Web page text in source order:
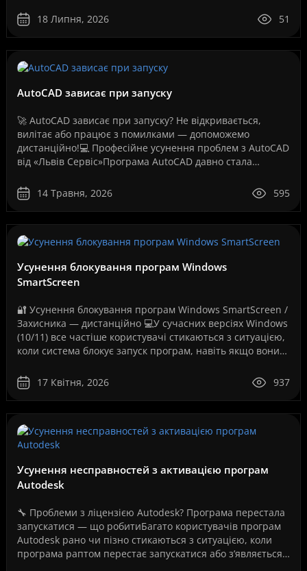
центру та без оч..
18 Липня, 2026 51
AutoCAD зависає при запуску
🚀 AutoCAD зависає при запуску? Не відкривається,
вилітає або працює з помилками — допоможемо
дистанційно!💻 Професійне усунення проблем з AutoCAD
від «Львів Сервіс»Програма AutoCAD давно стала
проект..14 Травня, 2026 595
Усунення блокування програм Windows
SmartScreen
🔐 Усунення блокування програм Windows SmartScreen /
Захисника — дистанційно 💻У сучасних версіях Windows
(10/11) все частіше користувачі стикаються з ситуацією,
коли система блокує запуск програм, навіть якщо вони
17 Квітня, 2026
937
Усунення несправностей з активацією програм
Autodesk
🔧 Проблеми з ліцензією Autodesk? Програма перестала
запускатися — що робитиБагато користувачів програм
Autodesk рано чи пізно стикаються з ситуацією, коли
програма раптом перестає запускатися або з’являється